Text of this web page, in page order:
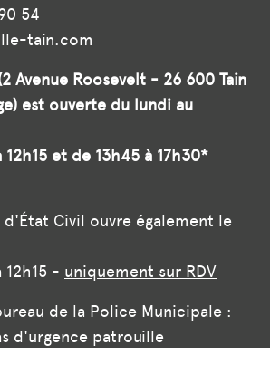
54
tain.com
Avenue Roosevelt - 26 600 Tain
est ouverte du lundi au
et de 13h45 à 17h30*
d'État Civil ouvre également le
- uniquement sur RDV
de la Police Municipale :
d'urgence patrouille